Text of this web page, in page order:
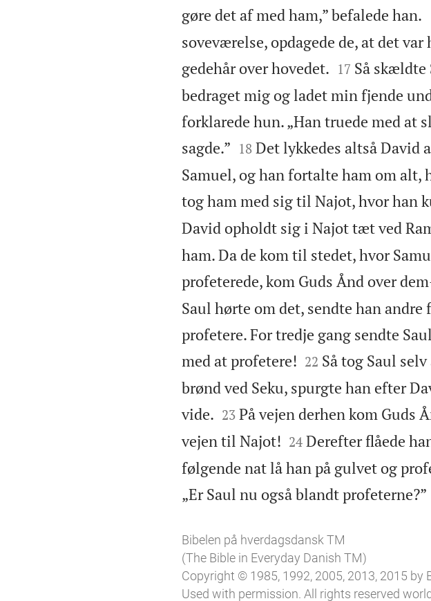
gøre det af med ham,” befalede han.
soveværelse, opdagede de, at det
gedehår over hovedet.
17 Så skældte
bedraget mig og ladet min fjende
forklarede hun. „Han truede med at
sagde.”
18 Det lykkedes altså David
Samuel, og han fortalte ham om alt,
tog ham med sig til Najot, hvor han
David opholdt sig i Najot tæt ved
ham. Da de kom til stedet, hvor
profeterede, kom Guds Ånd over
Saul hørte om det, sendte han
profetere. For tredje gang sendte
med at profetere!
22 Så tog Saul
brønd ved Seku, spurgte han efter
vide.
23 På vejen derhen kom Guds
vejen til Najot!
24 Derefter flåede
følgende nat lå han på gulvet og
„Er Saul nu også blandt profeterne?”
Bibelen på hverdagsdansk TM
(The Bible in Everyday Danish TM)
Copyright © 1985, 1992, 2005, 2013, 2015 by
Used with permission. All rights reserved